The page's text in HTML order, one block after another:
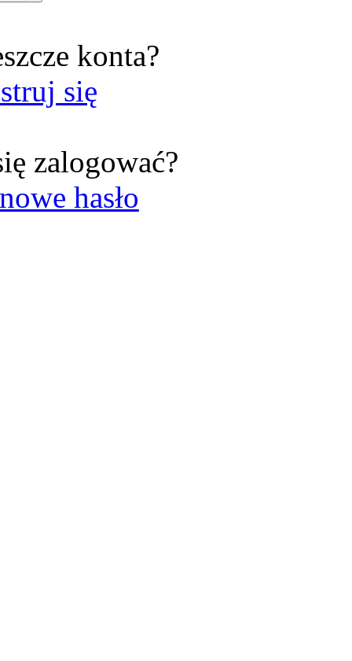
konta?
się
zalogować?
hasło